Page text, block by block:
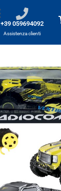
+39 059694092
Assistenza clienti
Radiocom 1/